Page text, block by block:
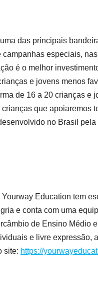
das principais
especiais,
é o melhor
e jovens menos
de 16 a 20 crianças
que apoiaremos
no Brasil
Education tem
e conta com uma
de Ensino Médio
e livre expressão,
site: https://